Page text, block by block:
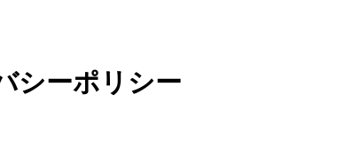
シーポリシー